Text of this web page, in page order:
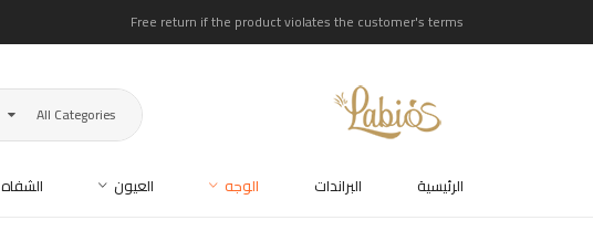
Free return if the product violates the customer's terms
All Categories
الرئيسية البراندات الوجه العيون الشفاه